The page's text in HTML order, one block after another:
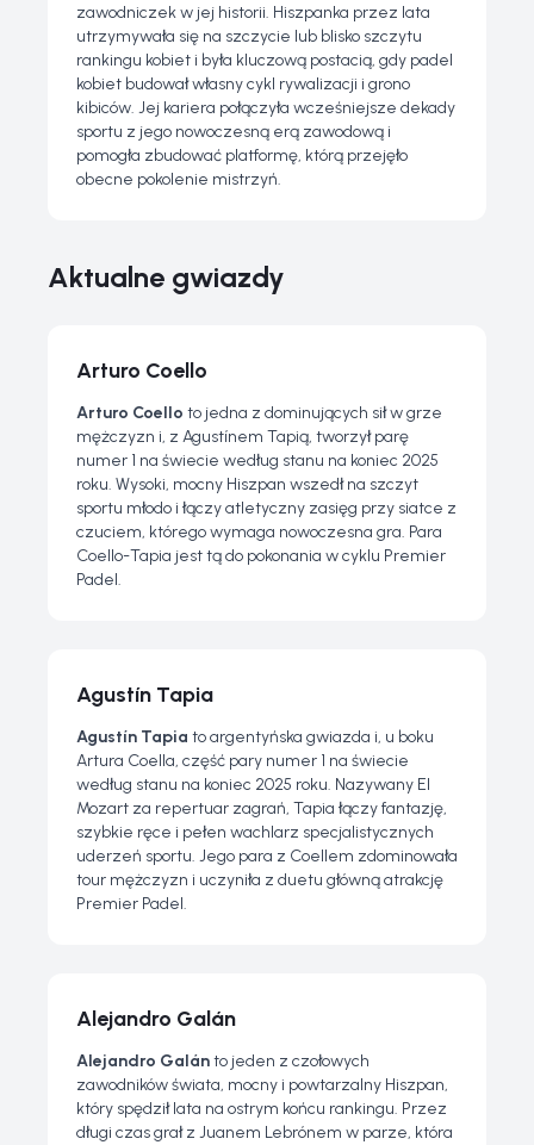
zawodniczek w jej historii. Hiszpanka przez lata
utrzymywała się na szczycie lub blisko szczytu
rankingu kobiet i była kluczową postacią, gdy padel
kobiet budował własny cykl rywalizacji i grono
kibiców. Jej kariera połączyła wcześniejsze dekady
sportu z jego nowoczesną erą zawodową i
pomogła zbudować platformę, którą przejęło
obecne pokolenie mistrzyń.
Aktualne gwiazdy
Arturo Coello
Arturo Coello to jedna z dominujących sił w grze
mężczyzn i, z Agustínem Tapią, tworzył parę
numer 1 na świecie według stanu na koniec 2025
roku. Wysoki, mocny Hiszpan wszedł na szczyt
sportu młodo i łączy atletyczny zasięg przy siatce z
czuciem, którego wymaga nowoczesna gra. Para
Coello-Tapia jest tą do pokonania w cyklu Premier
Padel.
Agustín Tapia
Agustín Tapia to argentyńska gwiazda i, u boku
Artura Coella, część pary numer 1 na świecie
według stanu na koniec 2025 roku. Nazywany El
Mozart za repertuar zagrań, Tapia łączy fantazję,
szybkie ręce i pełen wachlarz specjalistycznych
uderzeń sportu. Jego para z Coellem zdominowała
tour mężczyzn i uczyniła z duetu główną atrakcję
Premier Padel.
Alejandro Galán
Alejandro Galánto jeden z czołowych
zawodników świata, mocny i powtarzalny Hiszpan,
który spędził lata na ostrym końcu rankingu. Przez
długi czas grał z Juanem Lebrónem w parze, która